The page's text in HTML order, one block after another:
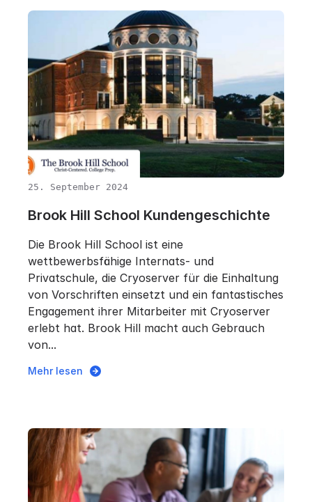
25. September 2024
Brook Hill School Kundengeschichte
Die Brook Hill School ist eine
wettbewerbsfähige Internats- und
Privatschule, die Cryoserver für die Einhaltung
von Vorschriften einsetzt und ein fantastisches
Engagement ihrer Mitarbeiter mit Cryoserver
erlebt hat. Brook Hill macht auch Gebrauch
von...
Mehr lesen